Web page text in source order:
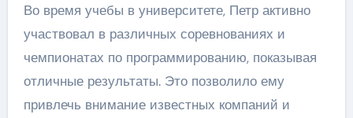
Во время учебы в университете, Петр активно
участвовал в различных соревнованиях и
чемпионатах по программированию, показывая
отличные результаты. Это позволило ему
привлечь внимание известных компаний и